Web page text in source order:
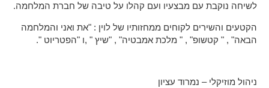
לשיחה נוקבת עם מבצעיו ועם קהלו על טיבה של חברת המלחמה.
הקטעים והשירים לקוחים ממחזותיו של לוין : "את ואני והמלחמה
הבאה" , " קטשופ" , " מלכת אמבטיה" , "שיץ " ,ו "הפטריוט ".
ניהול מוזיקלי – נמרוד עציון